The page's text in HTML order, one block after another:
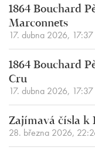
1864 Bouchard
Marconnets
17. dubna 2026, 17:37
1864 Bouchard
Cru
17. dubna 2026, 17:37
Zajímavá čísla k
28. března 2026,